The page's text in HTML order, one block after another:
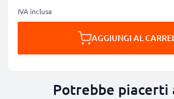
IVA inclusa
AGGIUNGI AL
Potrebbe piacerti